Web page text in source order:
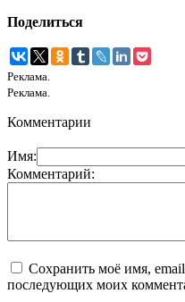
Поделиться
Реклама.
Реклама.
Комментарии
Имя:
Комментарий:
Сохранить моё имя, email
последующих моих